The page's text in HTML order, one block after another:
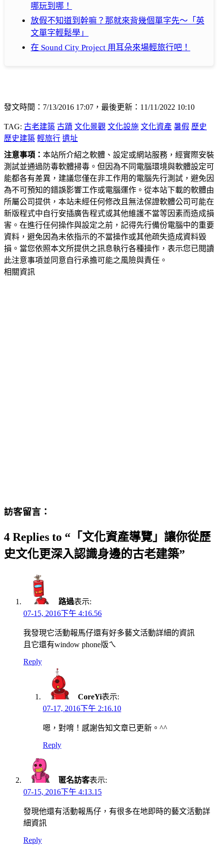
哪玩到哪！
放假不知道到幹嘛？那就來背幾個單字先～「英
文單字輕鬆學」
在 Sound City Project 用耳朵來場輕旅行吧！
發文時間：7/13/2016 17:07，最後更新：11/11/2022 10:10
TAG: 古老建築 古蹟 文化景觀 文化設施 文化資產 暑假 歷史
歷史建築 輕旅行 遺址
注意事項： 本站所介紹之軟體、設定或網站服務，經實際安裝
測試並通過防毒軟體掃毒。但因為不同電腦環境與軟體設定可
能都各有差異，建議您僅在非工作用的電腦先行測試，避免因
為不可預知的錯誤影響工作或電腦運作。從本站下載的軟體由
所屬公司提供，本站未經任何修改且無法保證軟體公司可能在
新版程式中自行安插廣告程式或其他維護不當等因素而造成損
害。在進行任何操作與設定之前，記得先行備份電腦中的重要
資料，避免因為未依指示的不當操作或其他疏失造成資料毀
損。當您依照本文所提供之訊息執行各種操作，表示您已閱讀
此注意事項並同意自行承擔可能之風險與責任。
相關資訊
訪客留言：
4 Replies to “「文化資產導覽」讓你從歷
史文化更深入認識身邊的古老建築”
路過表示:
07-15, 2016下午 4:16.56
我發現它活動報馬仔還有好多藝文活動詳細的資訊
且它還有window phone版ㄟ
Reply
CoreYi表示:
07-17, 2016下午 2:16.10
嗯，對唷！感謝告知文章已更新。^^
Reply
匿名訪客表示:
07-15, 2016下午 4:13.15
發現他還有活動報馬仔，有很多在地即時的藝文活動詳
細資訊
Reply